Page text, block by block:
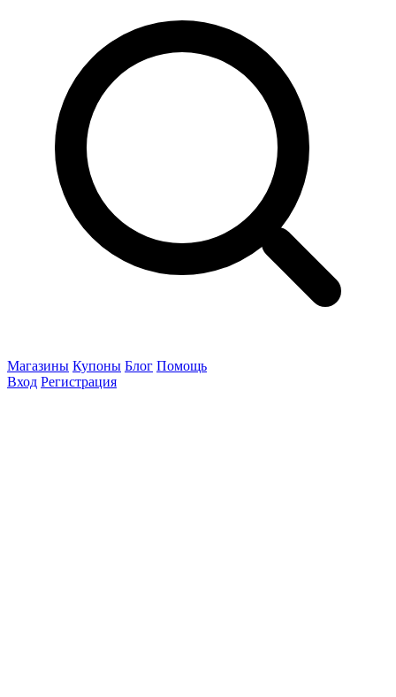
Магазины Купоны Блог Помощь
Вход Регистрация